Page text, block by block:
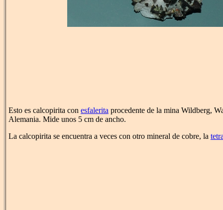
Esto es calcopirita con esfalerita procedente de la mina Wildberg,
Alemania. Mide unos 5 cm de ancho.
La calcopirita se encuentra a veces con otro mineral de cobre, la